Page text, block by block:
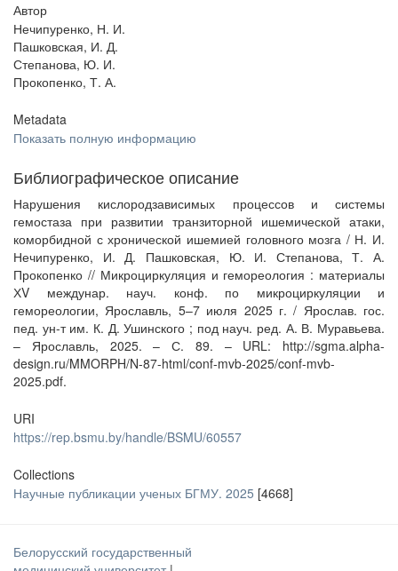
Автор
Нечипуренко, Н. И.
Пашковская, И. Д.
Степанова, Ю. И.
Прокопенко, Т. А.
Metadata
Показать полную информацию
Библиографическое описание
Нарушения кислородзависимых процессов и системы
гемостаза при развитии транзиторной ишемической атаки,
коморбидной с хронической ишемией головного мозга / Н. И.
Нечипуренко, И. Д. Пашковская, Ю. И. Степанова, Т. А.
Прокопенко // Микроциркуляция и гемореология : материалы
ХV междунар. науч. конф. по микроциркуляции и
гемореологии, Ярославль, 5–7 июля 2025 г. / Ярослав. гос.
пед. ун-т им. К. Д. Ушинского ; под науч. ред. А. В. Муравьева.
– Ярославль, 2025. – С. 89. – URL: http://sgma.alpha-
design.ru/MMORPH/N-87-html/conf-mvb-2025/conf-mvb-
2025.pdf.
URI
https://rep.bsmu.by/handle/BSMU/60557
Collections
Научные публикации ученых БГМУ. 2025 [4668]
Белорусский государственный